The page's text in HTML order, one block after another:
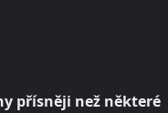
přísněji než některé